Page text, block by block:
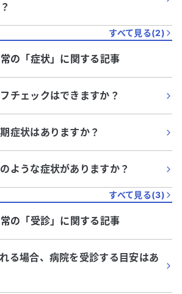
すべて見る(2)
の「症状」に関する記事
チェックはできますか？
症状はありますか？
ような症状がありますか？
すべて見る(3)
の「受診」に関する記事
る場合、病院を受診する目安はあ